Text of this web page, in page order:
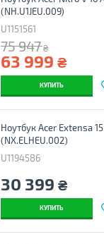
(NH.U1JEU.009)
U1151561
63 999 ₴
75 947 ₴
КУПИТЬ
Ноутбук Acer Extensa
(NX.ELHEU.002)
U1194586
30 399 ₴
КУПИТЬ